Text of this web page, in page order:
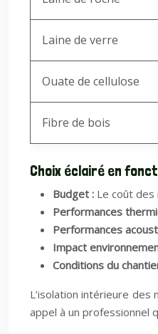
Laine de verre
Ouate de cellulose
Fibre de bois
Choix éclairé en
Budget : Le coût des
Performances
Performances
Impact
Conditions du
L’isolation intérieure
appel à un professionnel